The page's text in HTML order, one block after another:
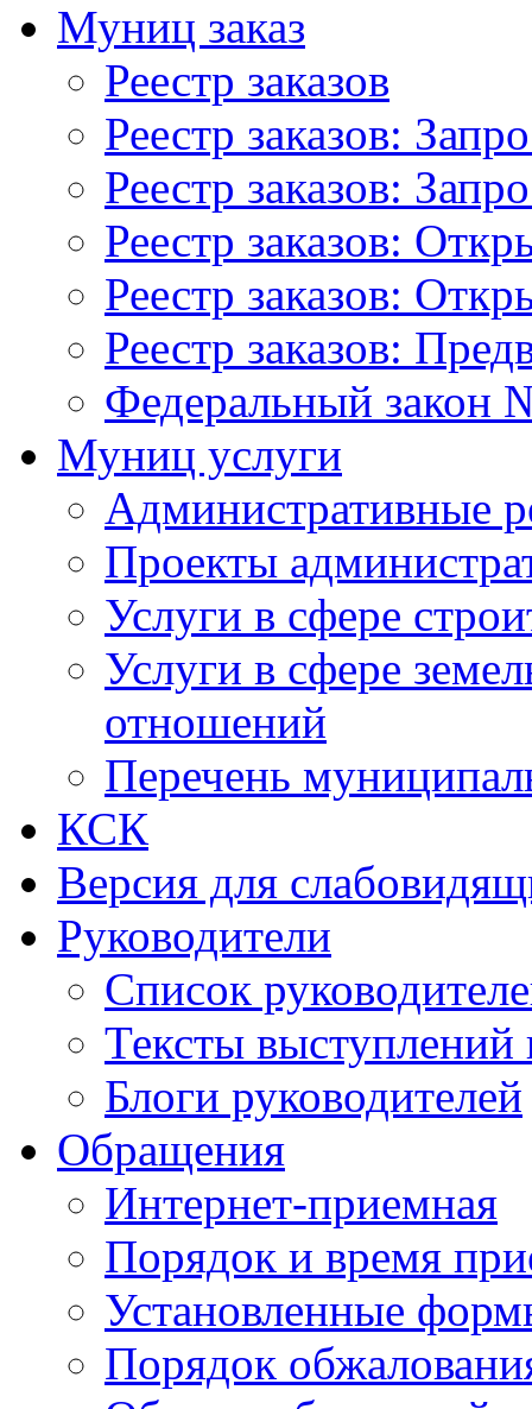
Муниц заказ
Реестр заказов
Реестр заказов:
Реестр заказов:
Реестр заказов:
Реестр заказов:
Реестр заказов:
Федеральный закон
Муниц услуги
Административные
Проекты
Услуги в сфере
Услуги в сфере
отношений
Перечень
КСК
Версия для
Руководители
Список
Тексты выступлений
Блоги руководителей
Обращения
Интернет-приемная
Порядок и время
Установленные
Порядок